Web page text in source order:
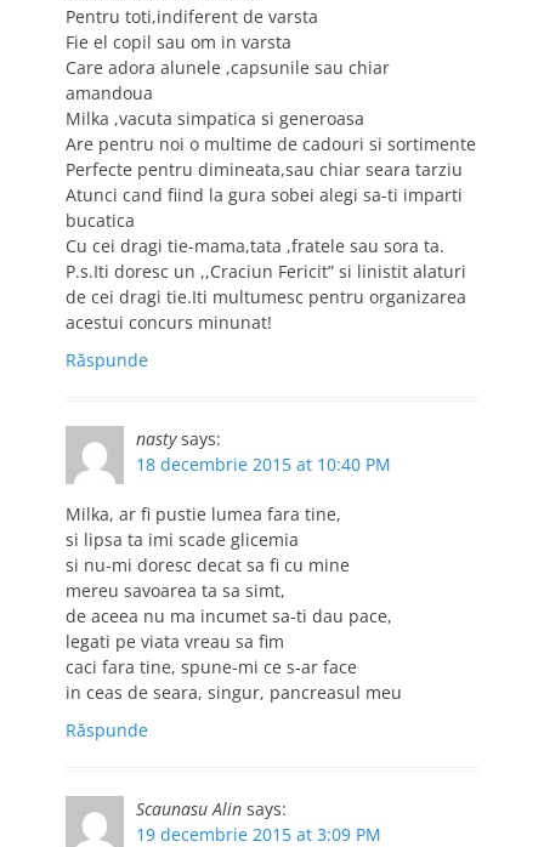
Pentru toti,indiferent de varsta
Fie el copil sau om in varsta
Care adora alunele ,capsunile sau chiar
amandoua
Milka ,vacuta simpatica si generoasa
Are pentru noi o multime de cadouri si sortimente
Perfecte pentru dimineata,sau chiar seara tarziu
Atunci cand fiind la gura sobei alegi sa-ti imparti
bucatica
Cu cei dragi tie-mama,tata ,fratele sau sora ta.
P.s.Iti doresc un ,,Craciun Fericit” si linistit alaturi
de cei dragi tie.Iti multumesc pentru organizarea
acestui concurs minunat!
Răspunde
nasty says:
18 decembrie 2015 at 10:40 PM
Milka, ar fi pustie lumea fara tine,
si lipsa ta imi scade glicemia
si nu-mi doresc decat sa fi cu mine
mereu savoarea ta sa simt,
de aceea nu ma incumet sa-ti dau pace,
legati pe viata vreau sa fim
caci fara tine, spune-mi ce s-ar face
in ceas de seara, singur, pancreasul meu
Răspunde
Scaunasu Alin says:
19 decembrie 2015 at 3:09 PM